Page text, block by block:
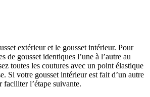
extérieur et le gousset intérieur. Pour
de gousset identiques l’une à l’autre au
toutes les coutures avec un point élastique
Si votre gousset intérieur est fait d’un autre
faciliter l’étape suivante.